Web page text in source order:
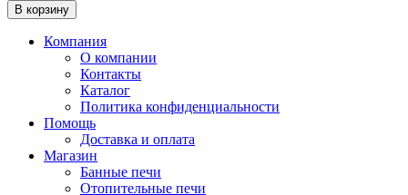
В корзину
Компания
О компании
Контакты
Каталог
Политика конфиденциальности
Помощь
Доставка и оплата
Магазин
Банные печи
Отопительные печи